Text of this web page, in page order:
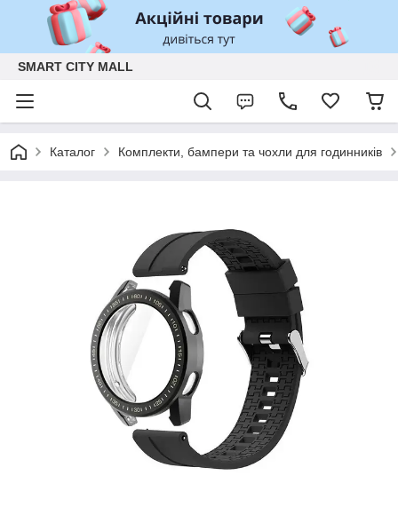
SMART CITY MALL
Каталог Комплекти, бампери та чохли для годинників